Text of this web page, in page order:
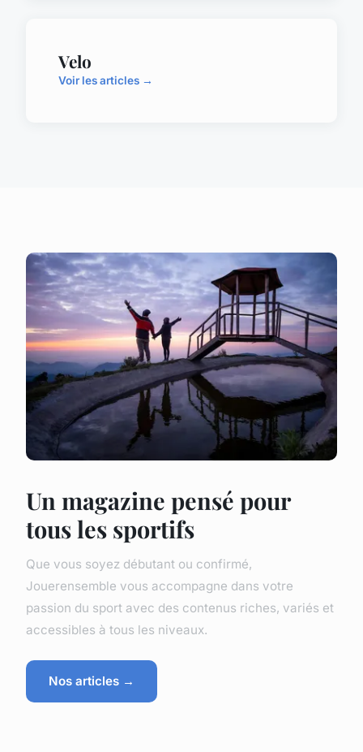
Velo
Voir les articles →
Un magazine pensé pour
tous les sportifs
Que vous soyez débutant ou confirmé,
Jouerensemble vous accompagne dans votre
passion du sport avec des contenus riches, variés et
accessibles à tous les niveaux.
Nos articles →